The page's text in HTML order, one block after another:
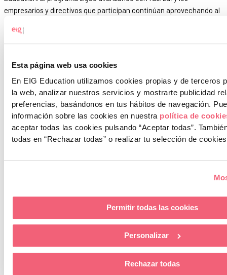
Esta página web usa cookies
En EIG Education utilizamos cookies propias y de terceros
la web, analizar nuestros servicios y mostrarte publicidad
preferencias, basándonos en tus hábitos de navegación.
información sobre las cookies en nuestra política de
aceptar todas las cookies pulsando “Aceptar todas”.
todas en “Rechazar todas” o realizar tu selección de
Permitir todas las cookies
Personalizar
Rechazar todas
empresarios y directivos que participan continúan aprovechando al
En esta ocasión, Angel Agueda Barrero compartió sus
agilidad organizacional mediante metodologías ágiles como Design
Thinking, Scrum, entre otras.
Además de la formación, disfrutaron de un desayuno y un almuerzo,
aprovechando para hacer networking y fortalecer relaciones
Gracias a Juan Sánchez López, codirector ejecutivo del programa,
malaga/